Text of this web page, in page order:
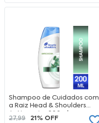
Shampoo de Cuidados com
a Raiz Head & Shoulders
Anticoceira 200ml
27,99 21% OFF